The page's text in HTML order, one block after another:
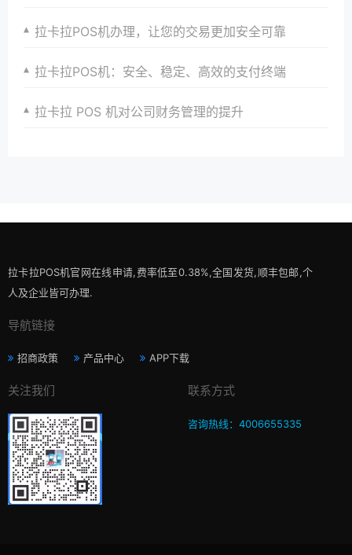
拉卡拉POS机办理，让您的交易更加安全可靠
拉卡拉POS机：安全、稳定、高效的支付终端
拉卡拉 POS 机对公司财务管理的提升
拉卡拉POS机官网在线申请,费率低至0.38%,全国发货,顺丰包邮,个
人及企业皆可办理.
导航链接
招商政策 产品中心 APP下载
关注我们 联系方式
咨询热线：4006655335